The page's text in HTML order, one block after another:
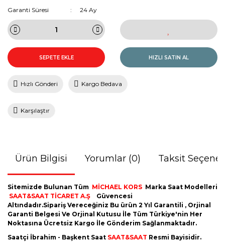
Garanti Süresi
24 Ay
SEPETE EKLE HIZLI SATIN AL
Hızlı Gönderi Kargo Bedava
Karşılaştır
Ürün Bilgisi Yorumlar (0) Taksit
Sitemizde Bulunan Tüm MİCHAEL KORS Marka Saat Modelleri
SAAT&SAAT TİCARET A.Ş
Güvencesi
Altındadır.Sipariş Vereceğiniz Bu ürün 2 Yıl Garantili , Orjinal
Garanti Belgesi Ve Orjinal Kutusu İle Tüm Türkiye'nin Her
Noktasına Ücretsiz Kargo İle Gönderim Sağlanmaktadır.
Saatçi İbrahim - Başkent Saat SAAT&SAAT Resmi Bayisidir.